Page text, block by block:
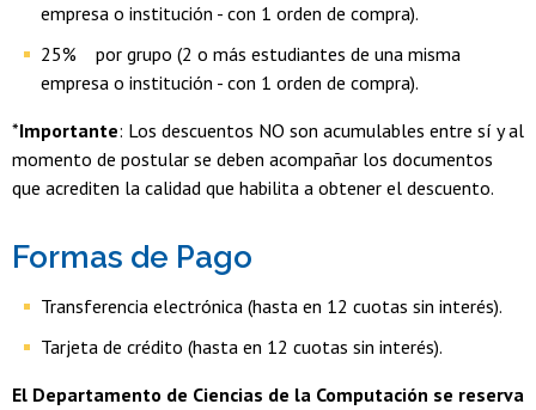
empresa o institución - con 1 orden de compra).
25% por grupo (2 o más estudiantes de una misma
empresa o institución - con 1 orden de compra).
*Importante: Los descuentos NO son acumulables entre sí y al
momento de postular se deben acompañar los documentos
que acrediten la calidad que habilita a obtener el descuento.
Formas de Pago
Transferencia electrónica (hasta en 12 cuotas sin interés).
Tarjeta de crédito (hasta en 12 cuotas sin interés).
El Departamento de Ciencias de la Computación se reserva